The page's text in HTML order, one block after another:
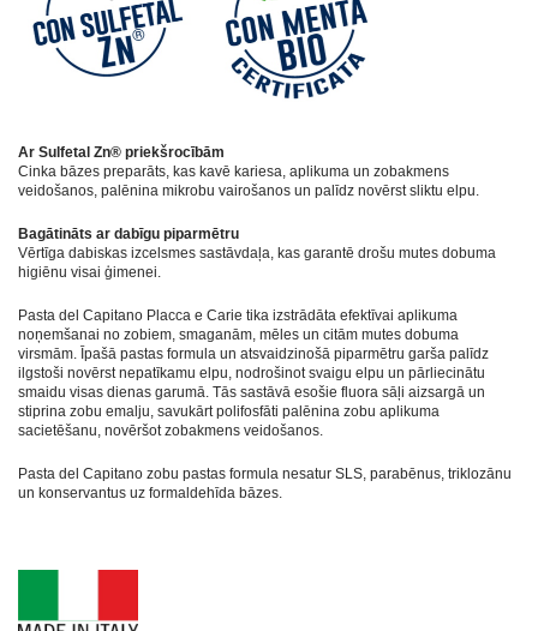
Ar Sulfetal Zn® priekšrocībām
Cinka bāzes preparāts, kas kavē kariesa, aplikuma un zobakmens
veidošanos, palēnina mikrobu vairošanos un palīdz novērst sliktu elpu.
Bagātināts ar dabīgu piparmētru
Vērtīga dabiskas izcelsmes sastāvdaļa, kas garantē drošu mutes dobuma
higiēnu visai ģimenei.
Pasta del Capitano Placca e Carie tika izstrādāta efektīvai aplikuma
noņemšanai no zobiem, smaganām, mēles un citām mutes dobuma
virsmām. Īpašā pastas formula un atsvaidzinošā piparmētru garša palīdz
ilgstoši novērst nepatīkamu elpu, nodrošinot svaigu elpu un pārliecinātu
smaidu visas dienas garumā. Tās sastāvā esošie fluora sāļi aizsargā un
stiprina zobu emalju, savukārt polifosfāti palēnina zobu aplikuma
sacietēšanu, novēršot zobakmens veidošanos.
Pasta del Capitano zobu pastas formula nesatur SLS, parabēnus, triklozānu
un konservantus uz formaldehīda bāzes.